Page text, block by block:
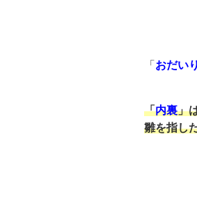
「 おだい
「内裏」
雛を指し